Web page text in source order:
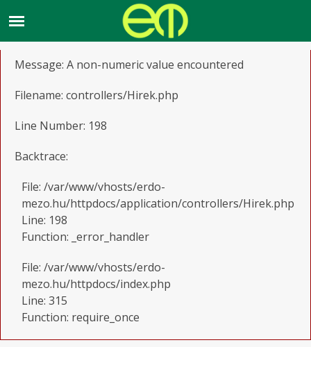
A PHP Error was encountered
Message: A non-numeric value encountered
Filename: controllers/Hirek.php
Line Number: 198
Backtrace:
File: /var/www/vhosts/erdo-
mezo.hu/httpdocs/application/controllers/Hirek.php
Line: 198
Function: _error_handler
File: /var/www/vhosts/erdo-
mezo.hu/httpdocs/index.php
Line: 315
Function: require_once